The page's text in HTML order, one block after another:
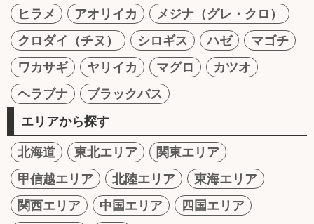
ヒラメ アオリイカ
メジナ（グレ・クロ）
クロダイ（チヌ）
シロギス ハゼ
マゴチ
ワカサギ
ヤリイカ マグロ
カツオ
ヘラブナ
ブラックバス
エリアから探す
北海道 東北エリア
関東エリア
甲信越エリア
北陸エリア
東海エリア
関西エリア
中国エリア
四国エリア